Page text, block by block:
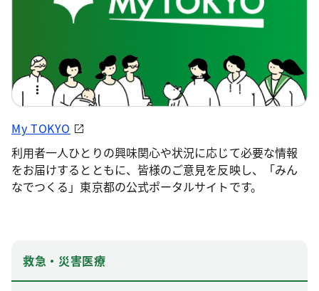
My TOKYO
利用者一人ひとりの興味関心や状況に応じて必要な情報
をお届けするとともに、皆様のご意見を反映し、「みん
なでつくる」東京都の公式ポータルサイトです。
救急・災害医療